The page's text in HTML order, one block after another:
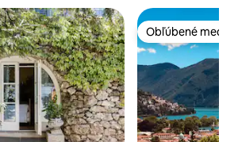
Obľúbené medzi
Obľúbené medzi